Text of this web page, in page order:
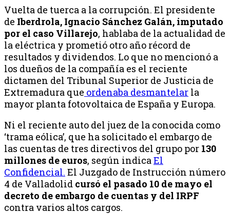
Vuelta de tuerca a la corrupción. El presidente
de Iberdrola, Ignacio Sánchez Galán, imputado
por el caso Villarejo, hablaba de la actualidad de
la eléctrica y prometió otro año récord de
resultados y dividendos. Lo que no mencionó a
los dueños de la compañía es el reciente
dictamen del Tribunal Superior de Justicia de
Extremadura que ordenaba desmantelar la
mayor planta fotovoltaica de España y Europa.
Ni el reciente auto del juez de la conocida como
‘trama eólica’, que ha solicitado el embargo de
las cuentas de tres directivos del grupo por 130
millones de euros, según indicaEl
Confidencial. El Juzgado de Instrucción número
4 de Valladolid cursó el pasado 10 de mayo el
decreto de embargo de cuentas y del IRPF
contra varios altos cargos.